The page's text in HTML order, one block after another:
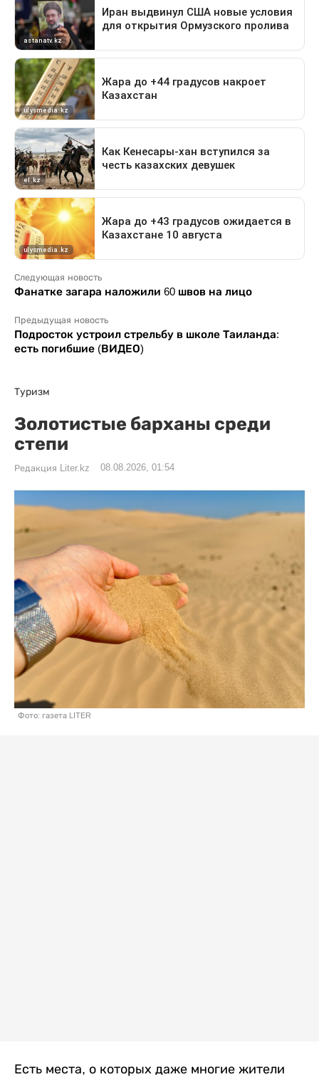
Следующая новость
Фанатке загара наложили 60 швов на лицо
Предыдущая новость
Подросток устроил стрельбу в школе Таиланда:
есть погибшие (ВИДЕО)
Туризм
Золотистые барханы среди
степи
Редакция Liter.kz 08.08.2026, 01:54
Фото: газета LITER
Есть места, о которых даже многие жители